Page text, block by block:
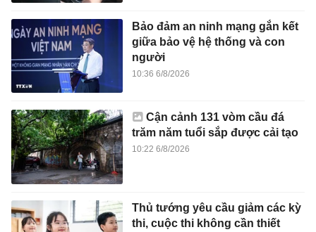
Bảo đảm an ninh mạng gắn kết
giữa bảo vệ hệ thống và con
người
10:36 6/8/2026
Cận cảnh 131 vòm cầu đá
trăm năm tuổi sắp được cải tạo
10:22 6/8/2026
Thủ tướng yêu cầu giảm các kỳ
thi, cuộc thi không cần thiết